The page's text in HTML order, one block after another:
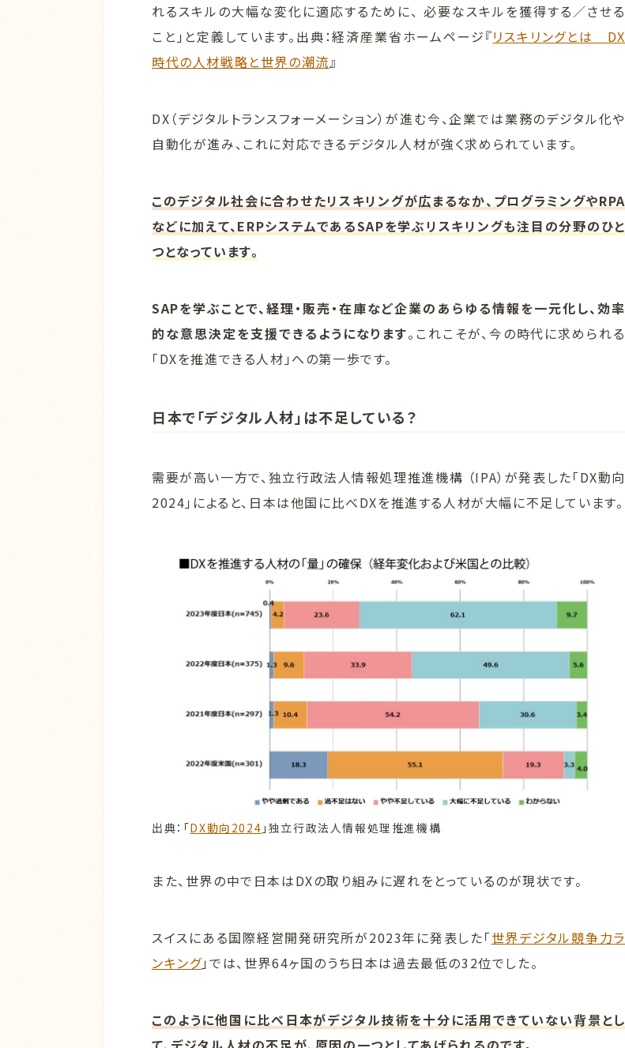
れるスキルの大幅な変化に適応するために、 必要なスキルを獲得する／させる
こと」と定義しています。出典：経済産業省ホームページ『リスキリングとは DX
時代の人材戦略と世界の潮流 』
DX（デジタルトランスフォーメーション）が進む今、企業では業務のデジタル化や
自動化が進み、これに対応できるデジタル人材が強く求められています。
このデジタル社会に合わせたリスキリングが広まるなか、プログラミングやRPA
などに加えて、 ERPシステムであるSAPを学ぶリスキリングも注目の分野のひと
つとなっています。
SAPを学ぶことで、経理・販売・在庫など企業のあらゆる情報を一元化し、効率
的な意思決定を支援できるようになります。これこそが、今の時代に求められる
「DXを推進できる人材」への第一歩です。
日本で「デジタル人材」は不足している？
需要が高い一方で、独立行政法人情報処理推進機構 （IPA）が発表した「DX動向
2024」によると、日本は他国に比べDXを推進する人材が大幅に不足しています。
出典：「DX動向2024 」独立行政法人情報処理推進機構
また、世界の中で日本はDXの取り組みに遅れをとっているのが現状です。
スイスにある国際経営開発研究所が2023年に発表した「世界デジタル競争力ラ
ンキング」では、世界64ヶ国のうち日本は過去最低の32位でした。
このように他国に比べ日本がデジタル技術を十分に活用できていない背景とし